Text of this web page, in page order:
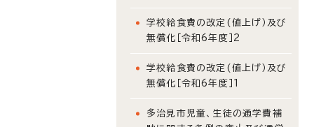
学校給食費の改定(値上げ）及び
無償化［令和6年度］2
学校給食費の改定(値上げ）及び
無償化［令和6年度］1
多治見市児童、生徒の通学費補